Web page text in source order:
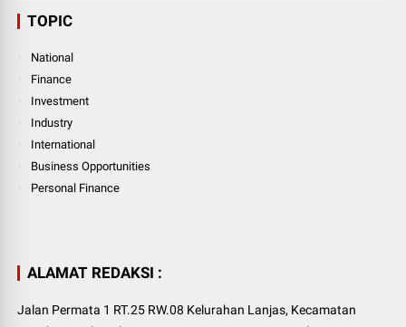
TOPIC
National
Finance
Investment
Industry
International
Business Opportunities
Personal Finance
ALAMAT REDAKSI :
Jalan Permata 1 RT.25 RW.08 Kelurahan Lanjas, Kecamatan